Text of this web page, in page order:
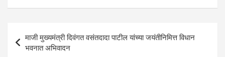
A
p
o
k
n
navigation
माजी मुख्यमंत्री दिवंगत वसंतदादा पाटील यांच्या जयंतीनिमित्त विधान
भवनात अभिवादन